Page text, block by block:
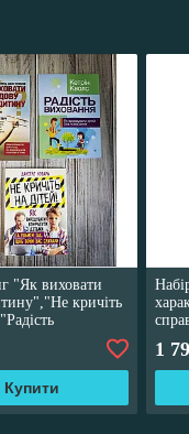
"Як виховати
кричіть
Як виховувати
Купити
1